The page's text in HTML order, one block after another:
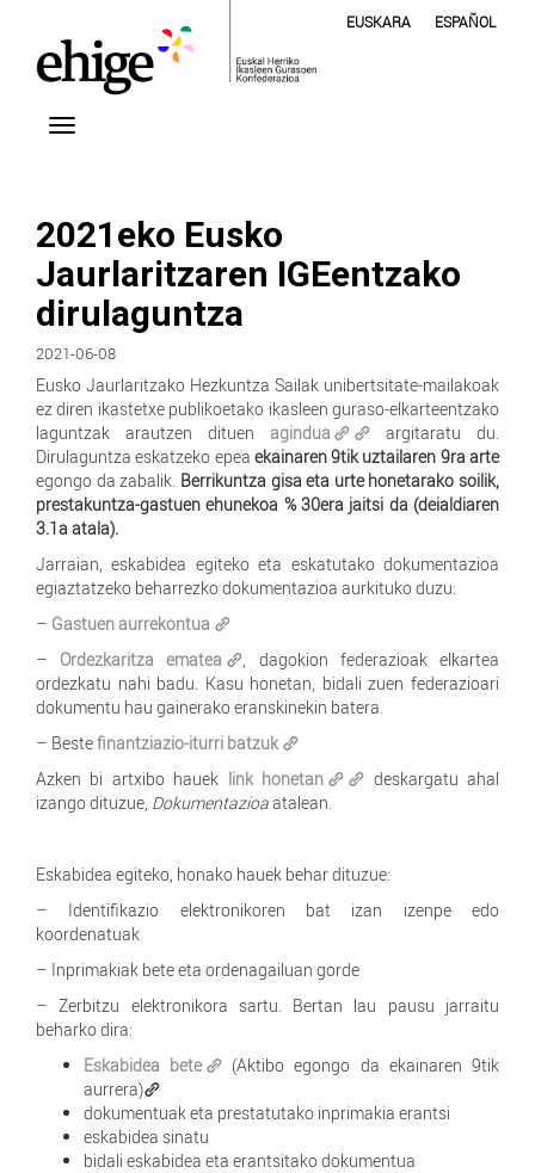
EUSKARA ESPAÑOL
2021eko Eusko
Jaurlaritzaren IGEentzako
dirulaguntza
2021-06-08
Eusko Jaurlaritzako Hezkuntza Sailak unibertsitate-mailakoak
ez diren ikastetxe publikoetako ikasleen guraso-elkarteentzako
laguntzak arautzen dituen agindua
argitaratu du.
Dirulaguntza eskatzeko epea ekainaren 9tik uztailaren 9ra arte
egongo da zabalik. Berrikuntza gisa eta urte honetarako soilik,
prestakuntza-gastuen ehunekoa % 30era jaitsi da (deialdiaren
3.1a atala).
Jarraian, eskabidea egiteko eta eskatutako dokumentazioa
egiaztatzeko beharrezko dokumentazioa aurkituko duzu:
– Gastuen aurrekontua
– Ordezkaritza ematea
, dagokion federazioak elkartea
ordezkatu nahi badu. Kasu honetan, bidali zuen federazioari
dokumentu hau gainerako eranskinekin batera.
– Bestefinantziazio-iturri batzuk
Azken bi artxibo hauek link honetan
deskargatu ahal
izango dituzue, Dokumentazioaatalean.
Eskabidea egiteko, honako hauek behar dituzue:
– Identifikazio elektronikoren bat izan izenpe edo
koordenatuak
– Inprimakiak bete eta ordenagailuan gorde
– Zerbitzu elektronikora sartu. Bertan lau pausu jarraitu
beharko dira:
Eskabidea bete
(Aktibo egongo da ekainaren 9tik
aurrera)
dokumentuak eta prestatutako inprimakia erantsi
eskabidea sinatu
bidali eskabidea eta erantsitako dokumentua